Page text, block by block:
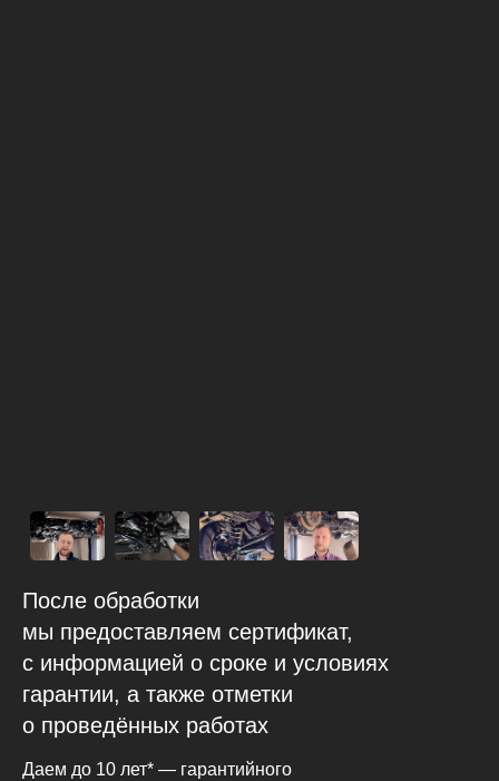
Даем до 10 лет* — гарантийного
После обработки
мы предоставляем сертификат,
с информацией о сроке и условиях
гарантии, а также отметки
о проведённых работах